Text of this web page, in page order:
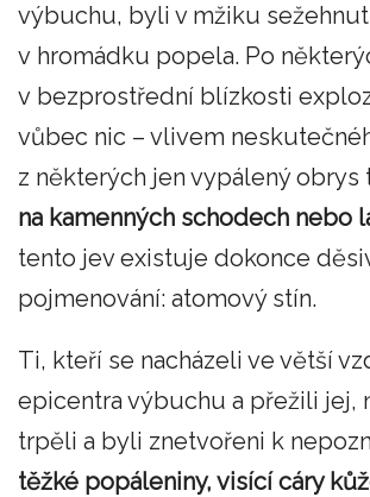
výbuchu, byli v mžiku
v hromádku popela. Po
v bezprostřední blízkosti
vůbec nic – vlivem
z některých jen vypálený obrys
na kamenných schodech nebo
tento jev existuje dokonce
pojmenování: atomový stín.
Ti, kteří se nacházeli ve větší
epicentra výbuchu a přežili jej,
trpěli a byli znetvořeni k
těžké popáleniny, visící cáry